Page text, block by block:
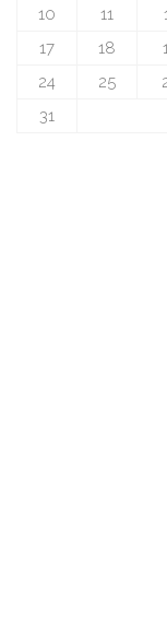
10
11
17
18
24
25
31